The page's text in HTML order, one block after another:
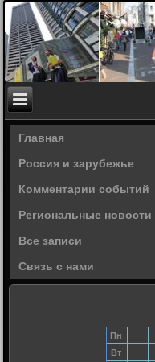
Главная
Россия и зарубежье
Комментарии событий
Региональные новости
Все записи
Связь с нами
Пн
Вт